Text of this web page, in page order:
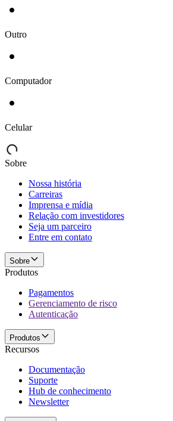
Outro
Computador
Celular
Sobre
Nossa história
Carreiras
Imprensa e mídia
Relação com investidores
Seja um parceiro
Entre em contato
Sobre
Produtos
Pagamentos
Gerenciamento de risco
Autenticação
Produtos
Recursos
Documentação
Suporte
Hub de conhecimento
Newsletter